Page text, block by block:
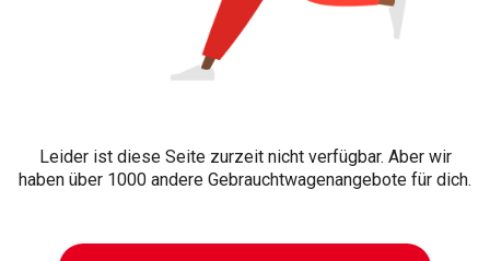
Leider ist diese Seite zurzeit nicht verfügbar. Aber wir
haben über 1000 andere Gebrauchtwagenangebote für dich.